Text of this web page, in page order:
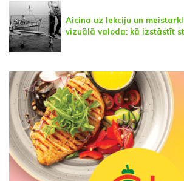
Aicina uz lekciju un
vizuālā valoda: kā izstāstīt